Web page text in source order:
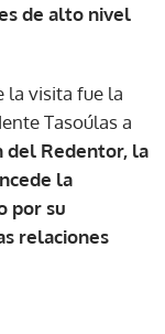
de alto nivel
la visita fue la
Tasoúlas a
del Redentor, la
la
por su
relaciones